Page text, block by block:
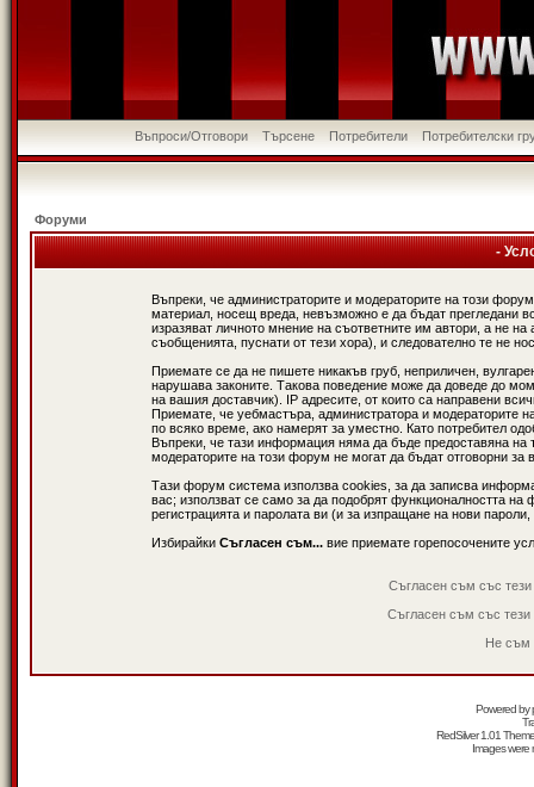
Въпроси/Отговори Търсене Потребители Потребителски
Форуми
-
Въпреки, че администраторите и модераторите на този
материал, носещ вреда, невъзможно е да бъдат прегледани
изразяват личното мнение на съответните им автори, а не
съобщенията, пуснати от тези хора), и следователно те не
Приемате се да не пишете никакъв груб, неприличен,
нарушава законите. Такова поведение може да доведе до
на вашия доставчик). IP адресите, от които са направени
Приемате, че уебмастъра, администратора и модераторите
по всяко време, ако намерят за уместно. Като потребител
Въпреки, че тази информация няма да бъде предоставяна
модераторите на този форум не могат да бъдат отговорни за
Тази форум система използва cookies, за да записва
вас; използват се само за да подобрят функционалността
регистрацията и паролата ви (и за изпращане на нови
Избирайки Съгласен съм... вие приемате горепосочените
Съгласен съм със
Съгласен съм със
Не съм
Powered by
RedSilver 1.01
Images were